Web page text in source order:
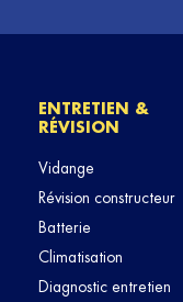
ENTRETIEN &
RÉVISION
Vidange
Révision constructeur
Batterie
Climatisation
Diagnostic entretien